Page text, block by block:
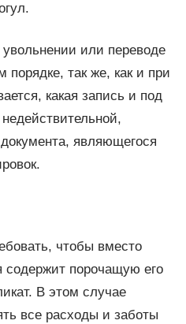
или переводе
порядке, так же, как и при
какая запись и под
являющегося
чтобы вместо
содержит порочащую его
В этом случае
все расходы и заботы